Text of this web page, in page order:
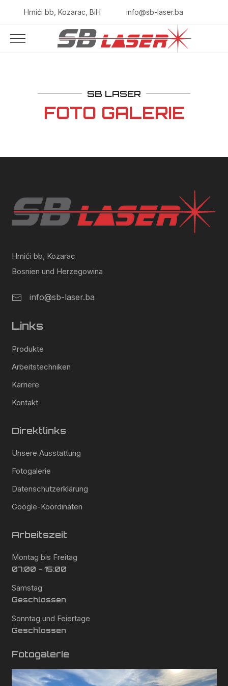
Hrnići bb, Kozarac, BiH info@sb-laser.ba
SB LASER
FOTO GALERIE
Hrnići bb, Kozarac
Bosnien und Herzegowina
info@sb-laser.ba
Links
Produkte
Arbeitstechniken
Karriere
Kontakt
Direktlinks
Unsere Ausstattung
Fotogalerie
Datenschutzerklärung
Google-Koordinaten
Arbeitszeit
Montag bis Freitag
07:00 - 15:00
Samstag
Geschlossen
Sonntag und Feiertage
Geschlossen
Fotogalerie